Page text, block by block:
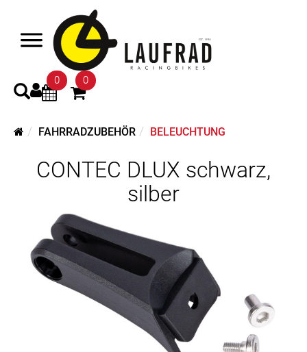
0 0
FAHRRADZUBEHÖR BELEUCHTUNG
CONTEC DLUX schwarz,
silber